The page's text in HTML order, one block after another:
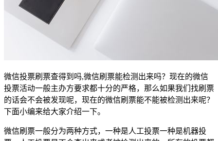
微信投票刷票查得到吗,微信刷票能检测出来吗？现在的微信
投票活动一般主办方要求都十分的严格，那么如果我们找刷票
的话会不会被发现呢，现在的微信刷票能不能被检测出来呢？
下面小编来给大家介绍一下。
微信刷票一般分为两种方式，一种是人工投票一种是机器投